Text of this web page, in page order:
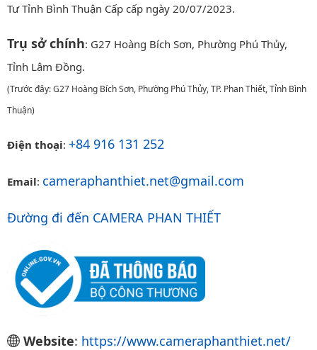
Tư Tỉnh Bình Thuận Cấp cấp ngày 20/07/2023.
Trụ sở chính: G27 Hoàng Bích Sơn, Phường Phú Thủy,
Tỉnh Lâm Đồng.
(Trước đây: G27 Hoàng Bích Sơn, Phường Phú Thủy, TP. Phan Thiết, Tỉnh Bình
Thuận)
Điện thoại: +84 916 131 252
Email: cameraphanthiet.net@gmail.com
Đường đi đến CAMERA PHAN THIẾT
Website: https://www.cameraphanthiet.net/